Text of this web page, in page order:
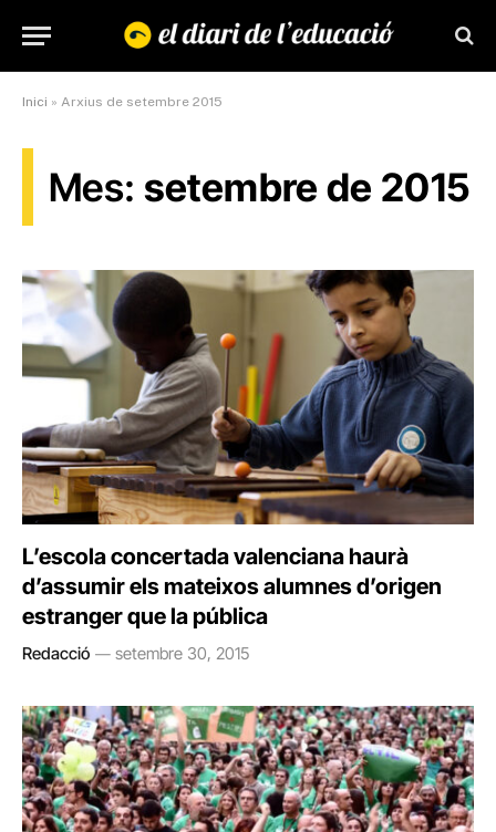
Inici » Arxius de setembre 2015
Mes: setembre de 2015
L’escola concertada valenciana haurà
d’assumir els mateixos alumnes d’origen
estranger que la pública
Redacció setembre 30, 2015